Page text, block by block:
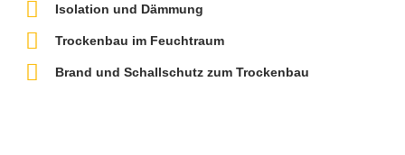
Isolation und Dämmung
Trockenbau im Feuchtraum
Brand und Schallschutz zum Trockenbau